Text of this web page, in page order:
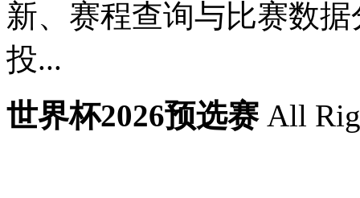
新、赛程查询与比赛数
投...
世界杯2026预选赛All